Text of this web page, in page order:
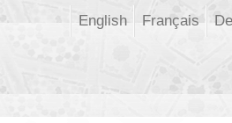
Français
English